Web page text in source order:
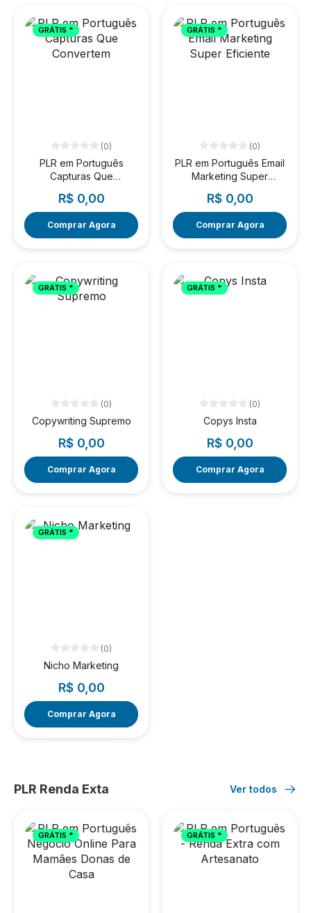
GRÁTIS *
(0)
PLR em Português
Capturas Que
R$ 0,00
Comprar Agora
GRÁTIS *
(0)
PLR em Português Email
Marketing Super
R$ 0,00
Comprar Agora
GRÁTIS *
(0)
Copywriting Supremo
R$ 0,00
Comprar Agora
GRÁTIS *
(0)
Copys Insta
R$ 0,00
Comprar Agora
GRÁTIS *
(0)
Nicho Marketing
R$ 0,00
Comprar Agora
PLR Renda Exta Ver todos
GRÁTIS * GRÁTIS *